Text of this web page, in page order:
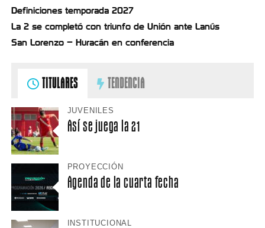
Definiciones temporada 2027
La 2 se completó con triunfo de Unión ante Lanús
San Lorenzo – Huracán en conferencia
TITULARES TENDENCIA
JUVENILES
Así se juega la 21
PROYECCIÓN
Agenda de la cuarta fecha
INSTITUCIONAL